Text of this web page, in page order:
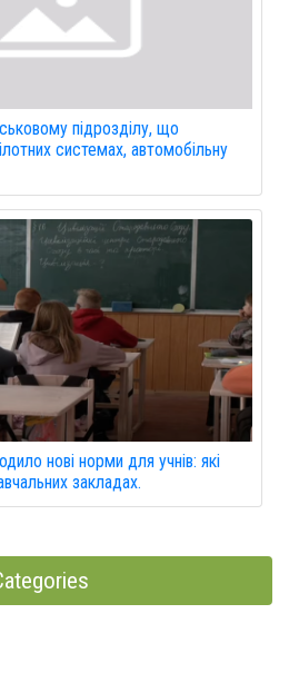
підрозділу, що
системах, автомобільну
нові норми для учнів: які
закладах.